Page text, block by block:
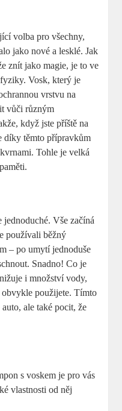
volba pro všechny,
jako nové a lesklé. Jak
znít jako magie, je to ve
Vosk, který je
vrstvu na
vůči různým
když jste příště na
díky těmto přípravkům
Tohle je velká
jednoduché. Vše začíná
používali běžný
– po umytí jednoduše
Snadno! Co je
i množství vody,
použijete. Tímto
ale také pocit, že
s voskem je pro vás
vlastnosti od něj